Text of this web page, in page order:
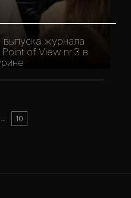
журнала
of View nr.3 в
10